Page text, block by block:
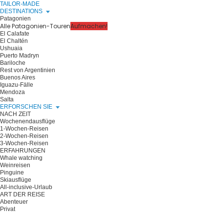
TAILOR-MADE
DESTINATIONS
Patagonien
Alle Patagonien-TourenAufmachen!
El Calafate
El Chaltén
Ushuaia
Puerto Madryn
Bariloche
Rest von Argentinien
Buenos Aires
Iguazu-Fälle
Mendoza
Salta
ERFORSCHEN SIE
NACH ZEIT
Wochenendausflüge
1-Wochen-Reisen
2-Wochen-Reisen
3-Wochen-Reisen
ERFAHRUNGEN
Whale watching
Weinreisen
Pinguine
Skiausflüge
All-inclusive-Urlaub
ART DER REISE
Abenteuer
Privat